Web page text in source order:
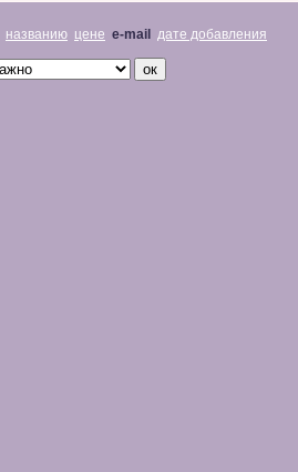
названию цене e-mail дате добавления